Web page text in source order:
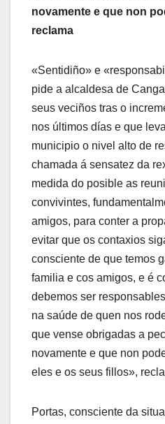
novamente e que non
reclama
«Sentidiño» e
pide a alcaldesa de
seus veciños tras o
nos últimos días e que
municipio o nivel alto de
chamada á sensatez da
medida do posible as
convivintes,
amigos, para conter a
evitar que os contaxios
consciente de que temos
familia e cos amigos, e é
debemos ser
na saúde de quen nos
que vense obrigadas a
novamente e que non
eles e os seus fillos»,
Portas, consciente da